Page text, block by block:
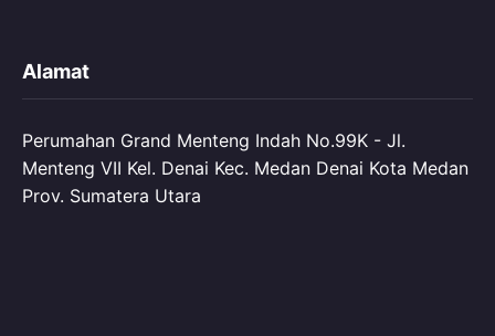
Alamat
Perumahan Grand Menteng Indah No.99K - Jl.
Menteng VII Kel. Denai Kec. Medan Denai Kota Medan
Prov. Sumatera Utara